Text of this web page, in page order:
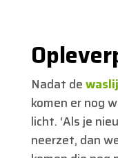
Nadat de
komen er nog
licht. ‘Als je
neerzet, dan